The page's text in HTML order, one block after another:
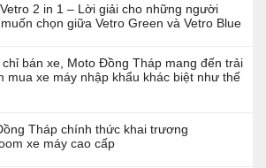
2 in 1 – Lời giải cho những người
chọn giữa Vetro Green và Vetro Blue
chỉ bán xe, Moto Đồng Tháp mang đến trải
mua xe máy nhập khẩu khác biệt như thế
Tháp chính thức khai trương
xe máy cao cấp